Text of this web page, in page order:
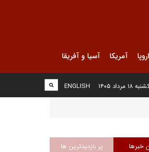
اروپا آمریکا آسیا و آفریقا
ENGLISH ۱۸ مرداد ۱۴۰۵
خبرها پر بازدیدترین ها